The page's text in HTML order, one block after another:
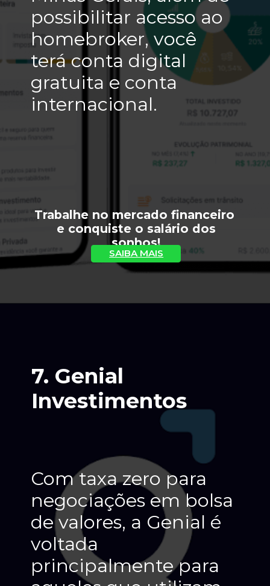
possibilitar acesso ao
homebroker, você
terá conta digital
gratuita e conta
internacional.
Trabalhe no mercado financeiro
e conquiste o salário dos
sonhos!
SAIBA MAIS
Com taxa zero para
negociações em bolsa
de valores, a Genial é
voltada
principalmente para
7. Genial
Investimentos